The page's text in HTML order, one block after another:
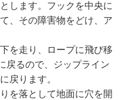
します。フックを中央に
、その障害物をどけ、ア
を走り、ロープに飛び移
戻るので、ジップライン
戻ります。
を落として地面に穴を開